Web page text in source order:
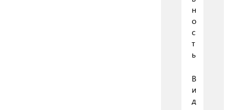
н
о
с
т
ь
В
и
д